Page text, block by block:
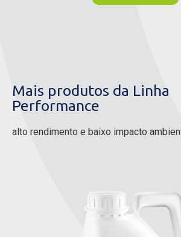
Mais produtos da Linha
Performance
alto rendimento e baixo impacto